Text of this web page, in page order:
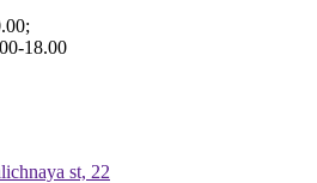
18.00
st, 22